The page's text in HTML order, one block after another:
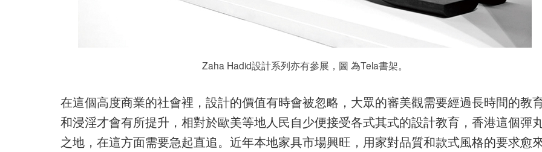
Zaha Hadid設計系列亦有參展，圖 為Tela書架。
在這個高度商業的社會裡，設計的價值有時會被忽略，大眾的審美觀需要經過長時間的教
和浸淫才會有所提升，相對於歐美等地人民自少便接受各式其式的設計教育，香港這個彈
之地，在這方面需要急起直追。近年本地家具市場興旺，用家對品質和款式風格的要求愈